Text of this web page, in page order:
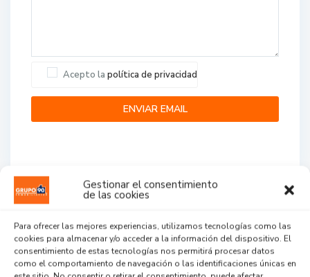
Gestionar el consentimiento
de las cookies
Para ofrecer las mejores experiencias, utilizamos tecnologías como las
cookies para almacenar y/o acceder a la información del dispositivo. El
consentimiento de estas tecnologías nos permitirá procesar datos
como el comportamiento de navegación o las identificaciones únicas en
Acepto la política de privacidad
...